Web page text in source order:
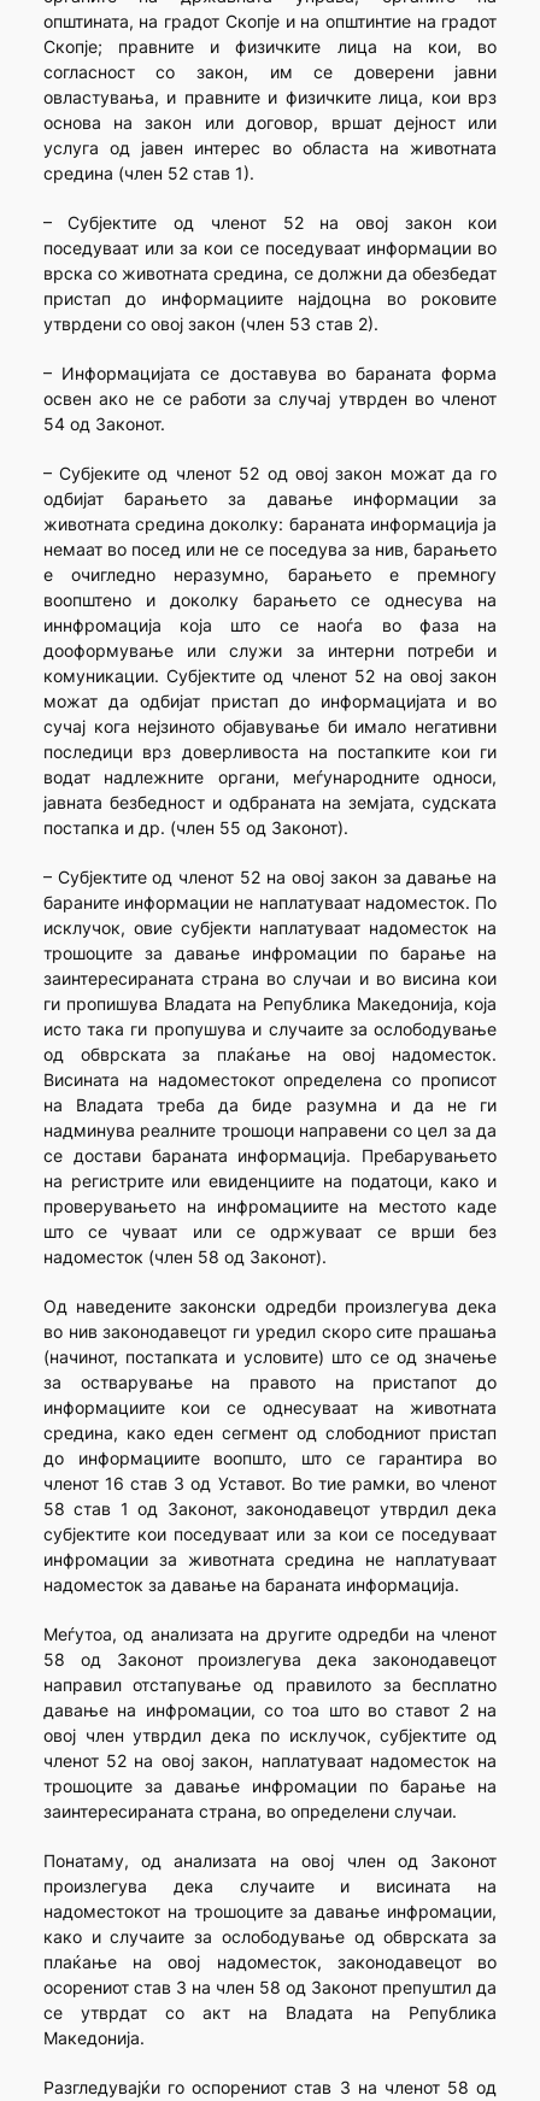
општината, на градот Скопје и на општинтие на градот
Скопје; правните и физичките лица на кои, во
согласност со закон, им се доверени јавни
овластувања, и правните и физичките лица, кои врз
основа на закон или договор, вршат дејност или
услуга од јавен интерес во областа на животната
средина (член 52 став 1).
– Субјектите од членот 52 на овој закон кои
поседуваат или за кои се поседуваат информации во
врска со животната средина, се должни да обезбедат
пристап до информациите најдоцна во роковите
утврдени со овој закон (член 53 став 2).
– Информацијата се доставува во бараната форма
освен ако не се работи за случај утврден во членот
54 од Законот.
– Субјеките од членот 52 од овој закон можат да го
одбијат барањето за давање информации за
животната средина доколку: бараната информација ја
немаат во посед или не се поседува за нив, барањето
е очигледно неразумно, барањето е премногу
воопштено и доколку барањето се однесува на
иннфромација која што се наоѓа во фаза на
дооформување или служи за интерни потреби и
комуникации. Субјектите од членот 52 на овој закон
можат да одбијат пристап до информацијата и во
сучај кога нејзиното објавување би имало негативни
последици врз доверливоста на постапките кои ги
водат надлежните органи, меѓународните односи,
јавната безбедност и одбраната на земјата, судската
постапка и др. (член 55 од Законот).
– Субјектите од членот 52 на овој закон за давање на
бараните информации не наплатуваат надоместок. По
исклучок, овие субјекти наплатуваат надоместок на
трошоците за давање инфромации по барање на
заинтересираната страна во случаи и во висина кои
ги пропишува Владата на Република Македонија, која
исто така ги пропушува и случаите за ослободување
од обврската за плаќање на овој надоместок.
Висината на надоместокот определена со прописот
на Владата треба да биде разумна и да не ги
надминува реалните трошоци направени со цел за да
се достави бараната информација. Пребарувањето
на регистрите или евиденциите на податоци, како и
проверувањето на инфромациите на местото каде
што се чуваат или се одржуваат се врши без
надоместок (член 58 од Законот).
Од наведените законски одредби произлегува дека
во нив законодавецот ги уредил скоро сите прашања
(начинот, постапката и условите) што се од значење
за остварување на правото на пристапот до
информациите кои се однесуваат на животната
средина, како еден сегмент од слободниот пристап
до информациите воопшто, што се гарантира во
членот 16 став 3 од Уставот. Во тие рамки, во членот
58 став 1 од Законот, законодавецот утврдил дека
субјектите кои поседуваат или за кои се поседуваат
инфромации за животната средина не наплатуваат
надоместок за давање на бараната информација.
Меѓутоа, од анализата на другите одредби на членот
58 од Законот произлегува дека законодавецот
направил отстапување од правилото за бесплатно
давање на инфромации, со тоа што во ставот 2 на
овој член утврдил дека по исклучок, субјектите од
членот 52 на овој закон, наплатуваат надоместок на
трошоците за давање инфромации по барање на
заинтересираната страна, во определени случаи.
Понатаму, од анализата на овој член од Законот
произлегува дека случаите и висината на
надоместокот на трошоците за давање инфромации,
како и случаите за ослободување од обврската за
плаќање на овој надоместок, законодавецот во
осорениот став 3 на член 58 од Законот препуштил да
се утврдат со акт на Владата на Република
Македонија.
Разгледувајќи го оспорениот став 3 на членот 58 од